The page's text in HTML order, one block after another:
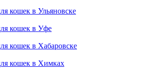
кошек в Ульяновске
кошек в Уфе
кошек в Хабаровске
кошек в Химках